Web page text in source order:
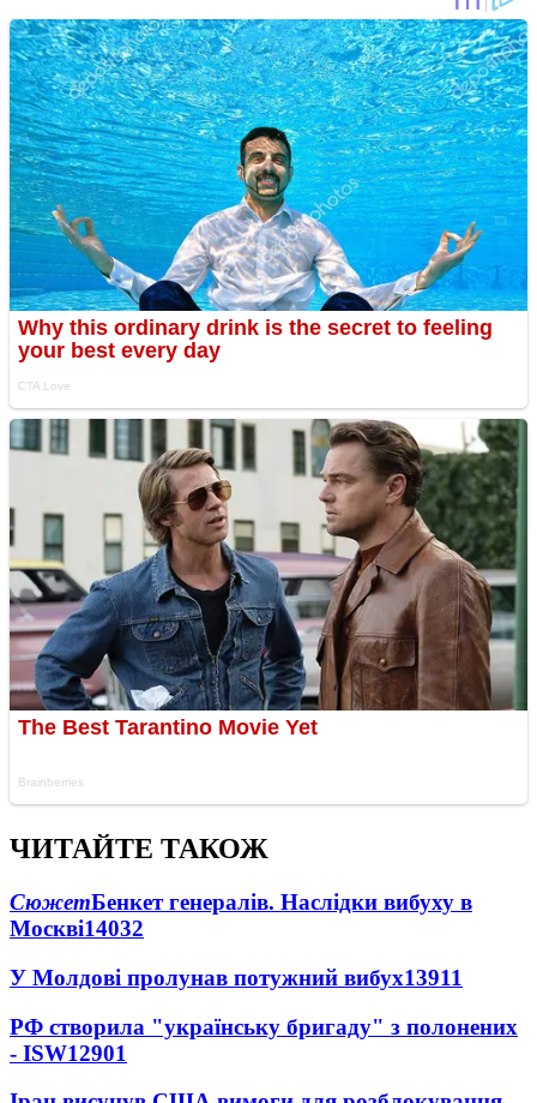
ЧИТАЙТЕ ТАКОЖ
СюжетБенкет генералів. Наслідки вибуху в
Москві14032
У Молдові пролунав потужний вибух13911
РФ створила "українську бригаду" з полонених
- ISW12901